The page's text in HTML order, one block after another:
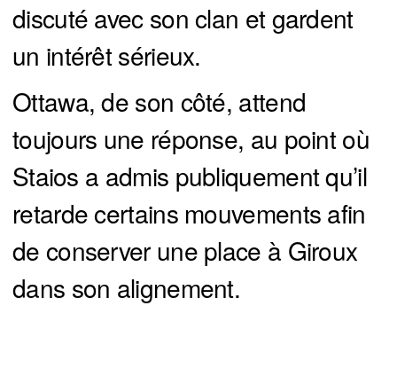
discuté avec son clan et gardent
un intérêt sérieux.
Ottawa, de son côté, attend
toujours une réponse, au point où
Staios a admis publiquement qu’il
retarde certains mouvements afin
de conserver une place à Giroux
dans son alignement.